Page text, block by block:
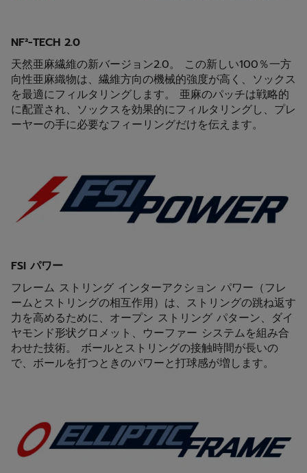
NF²-TECH 2.0
天然亜麻繊維の新バージョン2.0。 この新しい100％一方
向性亜麻織物は、繊維方向の機械的強度が高く、ソックス
を最適にフィルタリングします。 亜麻のパッチは戦略的
に配置され、ソックスを効果的にフィルタリングし、プレ
ーヤーの手に必要なフィーリングだけを伝えます。
FSI パワー
フレーム ストリング インターアクション パワー（フレ
ームとストリングの相互作用）は、ストリングの跳ね返す
力を高めるために、オープン ストリング パターン、ダイ
ヤモンド形状グロメット、ウーファー システムを組み合
わせた技術。 ボールとストリングの接触時間が長いの
で、ボールを打つときのパワーと打球感が増します。